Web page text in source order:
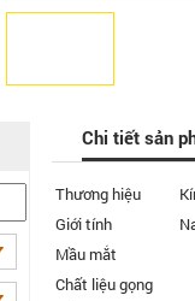
Chi tiết sản
Thương hiệu
Giới tính
Mầu mắt
Chất liệu gọng